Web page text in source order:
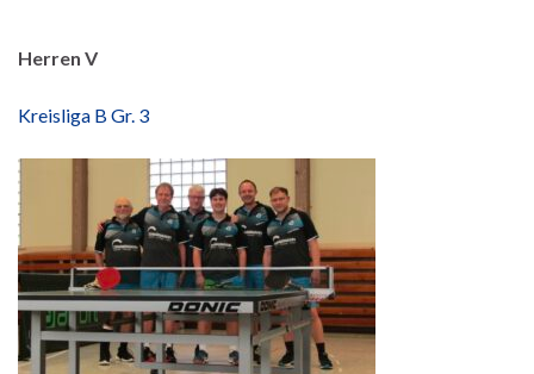
Herren V
Kreisliga B Gr. 3